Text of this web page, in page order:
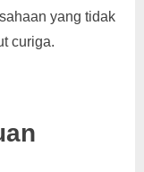
yang tidak
curiga.